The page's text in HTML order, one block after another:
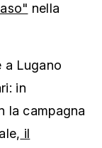
nella
a Lugano
in
la campagna
il